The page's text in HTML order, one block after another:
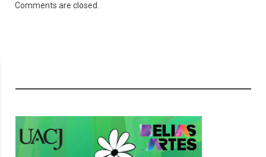
Comments are closed.